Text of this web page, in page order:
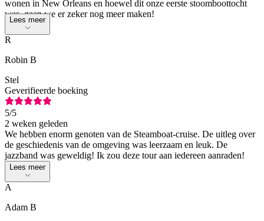
wonen in New Orleans en hoewel dit onze eerste stoomboottocht
was, gaan we er zeker nog meer maken!
Lees meer
R
Robin B
Stel
Geverifieerde boeking
5/5
2 weken geleden
We hebben enorm genoten van de Steamboat-cruise. De uitleg over
de geschiedenis van de omgeving was leerzaam en leuk. De
jazzband was geweldig! Ik zou deze tour aan iedereen aanraden!
Lees meer
A
Adam B